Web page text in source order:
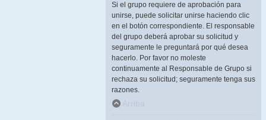
Si el grupo requiere de aprobación para
unirse, puede solicitar unirse haciendo clic
en el botón correspondiente. El responsable
del grupo deberá aprobar su solicitud y
seguramente le preguntará por qué desea
hacerlo. Por favor no moleste
continuamente al Responsable de Grupo si
rechaza su solicitud; seguramente tenga sus
razones.
Arriba